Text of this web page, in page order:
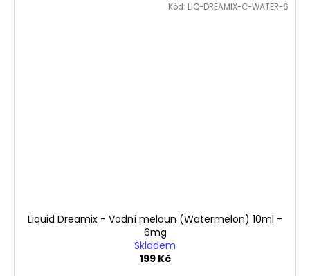
Liquid Dreamix - Vodní meloun (Watermelon) 10ml -
6mg
Skladem
199 Kč
Kód: LIQ-DREAMIX-C-WATER-6